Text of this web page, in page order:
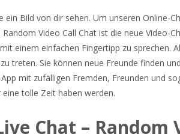
Bild von dir sehen. Um unseren Online-
Video Call Chat ist die neue
einem einfachen Fingertipp zu sprechen.
treten. Sie können neue Freunde finden
mit zufälligen Fremden, Freunden und
tolle Zeit haben werden.
Chat – Random